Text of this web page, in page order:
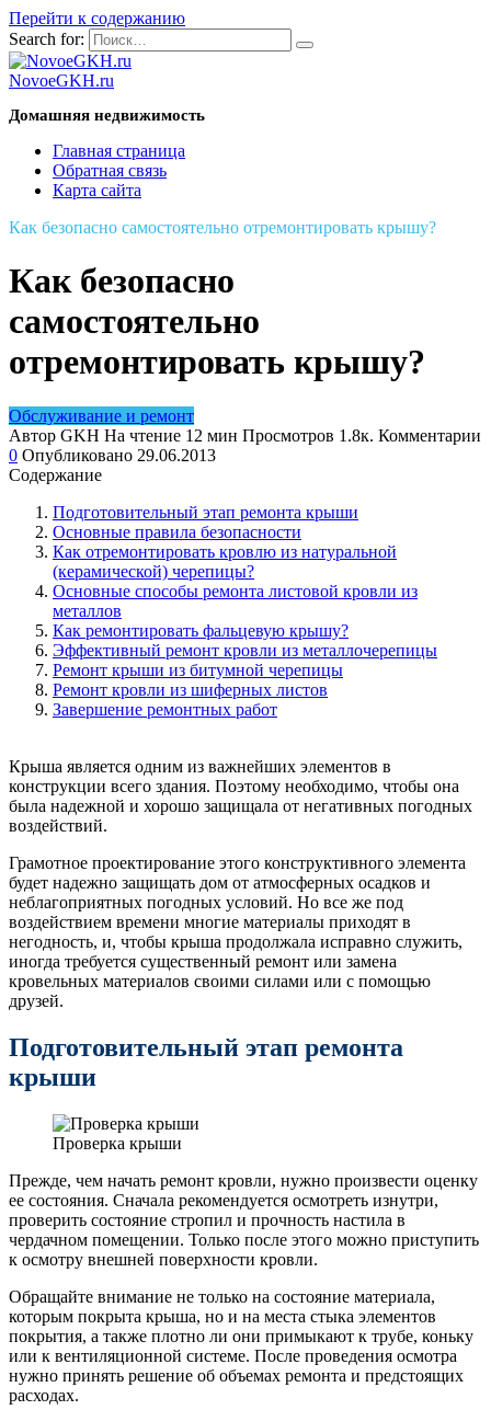
Перейти к содержанию
Search for:
NovoeGKH.ru
Домашняя недвижимость
Главная страница
Обратная связь
Карта сайта
Как безопасно самостоятельно отремонтировать крышу?
Как безопасно
самостоятельно
отремонтировать крышу?
Обслуживание и ремонт
Автор GKH На чтение 12 мин Просмотров 1.8к. Комментарии
0 Опубликовано 29.06.2013
Содержание
Подготовительный этап ремонта крыши
Основные правила безопасности
Как отремонтировать кровлю из натуральной
(керамической) черепицы?
Основные способы ремонта листовой кровли из
металлов
Как ремонтировать фальцевую крышу?
Эффективный ремонт кровли из металлочерепицы
Ремонт крыши из битумной черепицы
Ремонт кровли из шиферных листов
Завершение ремонтных работ
Крыша является одним из важнейших элементов в
конструкции всего здания. Поэтому необходимо, чтобы она
была надежной и хорошо защищала от негативных погодных
воздействий.
Грамотное проектирование этого конструктивного элемента
будет надежно защищать дом от атмосферных осадков и
неблагоприятных погодных условий. Но все же под
воздействием времени многие материалы приходят в
негодность, и, чтобы крыша продолжала исправно служить,
иногда требуется существенный ремонт или замена
кровельных материалов своими силами или с помощью
друзей.
Подготовительный этап ремонта
крыши
Проверка крыши
Прежде, чем начать ремонт кровли, нужно произвести оценку
ее состояния. Сначала рекомендуется осмотреть изнутри,
проверить состояние стропил и прочность настила в
чердачном помещении. Только после этого можно приступить
к осмотру внешней поверхности кровли.
Обращайте внимание не только на состояние материала,
которым покрыта крыша, но и на места стыка элементов
покрытия, а также плотно ли они примыкают к трубе, коньку
или к вентиляционной системе. После проведения осмотра
нужно принять решение об объемах ремонта и предстоящих
расходах.